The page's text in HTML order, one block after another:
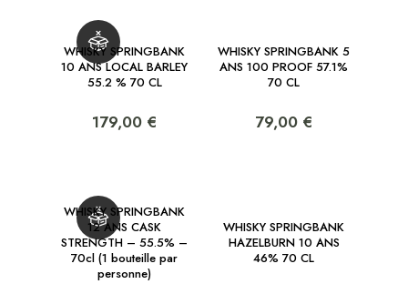
WHISKY SPRINGBANK
10 ANS LOCAL BARLEY
55.2 % 70 CL
179,00 €
WHISKY SPRINGBANK 5
ANS 100 PROOF 57.1%
70 CL
79,00 €
WHISKY SPRINGBANK
12 ANS CASK
STRENGTH – 55.5% –
70cl (1 bouteille par
personne)
WHISKY SPRINGBANK
HAZELBURN 10 ANS
46% 70 CL